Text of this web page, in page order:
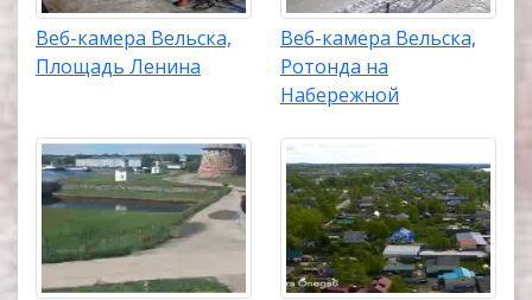
Веб-камера Вельска,
Площадь Ленина
Веб-камера Вельска,
Ротонда на
Набережной